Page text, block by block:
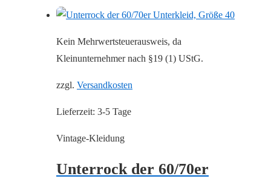
Kein Mehrwertsteuerausweis, da
Kleinunternehmer nach §19 (1) UStG.
zzgl. Versandkosten
Lieferzeit: 3-5 Tage
Vintage-Kleidung
Unterrock der 60/70er